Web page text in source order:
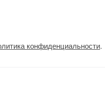
конфиденциальности.